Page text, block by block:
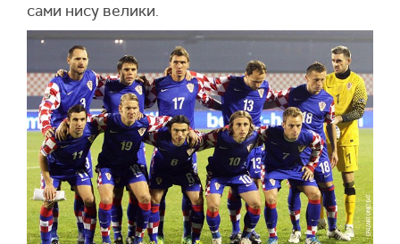
сами нису велики.